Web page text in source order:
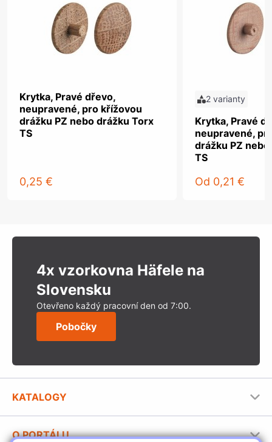
Krytka, Pravé dřevo,
neupravené, pro křížovou
drážku PZ nebo drážku Torx
TS
0,25 €
2 varianty
Krytka, Pravé
neupravené,
drážku PZ
TS
Od 0,21 €
4x vzorkovna Häfele na
Slovensku
Otevřeno každý pracovní den od 7:00.
Pobočky
KATALOGY
O PORTÁLU